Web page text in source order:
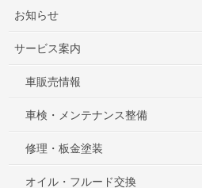
お知らせ
サービス案内
車販売情報
車検・メンテナンス整備
修理・板金塗装
オイル・フルード交換